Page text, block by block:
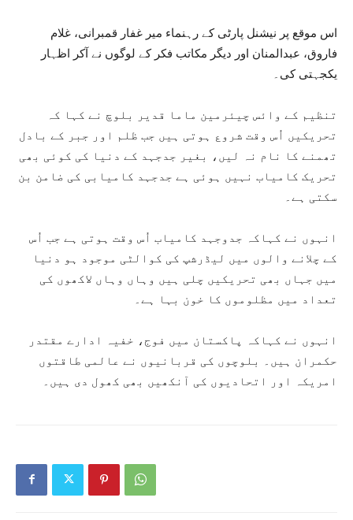
اس موقع پر نیشنل پارٹی کے رہنماء میر غفار قمبرانی، غلام
فاروق، عبدالمنان اور دیگر مکاتب فکر کے لوگوں نے آکر اظہار
یکجہتی کی۔
تنظیم کے وائس چیئرمین ماما قدیر بلوچ نے کہا کہ
تحریکیں اُس وقت شروع ہوتی ہیں جب ظلم اور جبر کے بادل
تھمنے کا نام نہ لیں، بغیر جدجہد کے دنیا کی کوئی بھی
تحریک کامیاب نہیں ہوئی ہے جدجہد کامیابی کی ضامن بن
سکتی ہے۔
انہوں نے کہاکہ جدوجہد کامیاب اُس وقت ہوتی ہے جب اُس
کے چلانے والوں میں لیڈرشپ کی کوالٹی موجود ہو دنیا
میں جہاں بھی تحریکیں چلی ہیں وہاں وہاں لاکھوں کی
تعداد میں مظلوموں کا خون بہا ہے۔
انہوں نے کہاکہ پاکستان میں فوج، خفیہ ادارے مقتدر
حکمران ہیں۔ بلوچوں کی قربانیوں نے عالمی طاقتوں
امریکہ اور اتحادیوں کی آنکھیں بھی کھول دی ہیں۔